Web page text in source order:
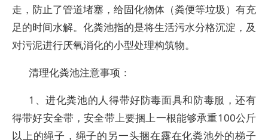
走，防止了管道堵塞，给固化物体（粪便等垃圾）有充
足的时间水解。化粪池指的是将生活污水分格沉淀，及
对污泥进行厌氧消化的小型处理构筑物。
清理化粪池注意事项：
1、进化粪池的人得带好防毒面具和防毒服，还有
得带好安全带，安全带上要捆上一根能够承重100公斤
以上的绳子，绳子的另一头捆在露在化粪池外的梯子